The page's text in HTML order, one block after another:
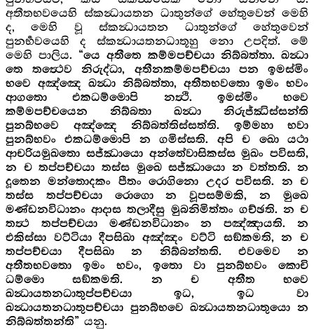
අතීතභවයෙහි ස්කන්‍ධායතන ධාතුන්ගේ හේතුවෙන් මෙහි
ද, මෙහි වූ ස්කන්‍ධායතන ධාතුන්ගේ හේතුවෙන්
පුනර්‍භවයෙහි ද ස්කන්‍ධායතනධාතූහු නො උපදිත්. මේ
මෙහි පාලිය. “යෙ අතීතෙ කම්මපච්චයා නිබ්බත්තා. ඛන්‍ධා
තෙ තත්‍ථෙව නිරුද්ධා, අතීනකම්මපච්චයා පන ඉමස්මිං
භවෙ අඤ්ඤෙ ඛන්‍ධා නිබ්බත්තා, අතීතභවතො ඉමං භවං
ආගතො එකධම්මොපි නත්‍ථි. ඉමස්මිං භවෙ
කම්මපච්චයෙන නිබ්බතා ඛන්‍ධා නිරුජ්ඣිස්සන්ති
පුනබ්භවෙ අඤ්ඤෙ නිබ්බත්තිස්සත්ති. ඉම්මහා භවා
පුනබ්භවං එකධම්මොපි න ගමිස්සති. අපි ච ඛො යථා
ආචරියමුඛතො සජ්ඣායො අන්තේවාසිකස්ස මුඛං පවිසති,
න ච තප්පච්චයා තස්ස මුඛෙ සජ්ඣායො න වත්තති. න
දූතෙන මන්තොදකං පීතං රොගිනො උදර පවිසති. න ච
තස්ස තප්පච්චයා රොගො න වූපසම්මකි, න මුඛෙ
මණ්ඩනවිධානං ආදාස තලාදීසු මුබනිමිත්තං ගච්ඡති. න ච
තත්‍ථ තප්පච්චයා මණ්ඩනවිධානං න පඤ්ඤායති. න
එකිස්සා වට්ටියා දීපසිඛා අඤ්ඤං වට්ටි සඞ්කමති, න ච
තප්පච්චයා දීපසිඛා න නිබ්බන්තති. එවමෙව න
අතීතභවතො ඉමං භවං, ඉතො වා පුනබ්භවං කොචි
ධම්මො සඞ්කමති. න ච අතීත භවෙ
ඛන්‍ධායතනධාතුප්පච්චයා ඉධ, ඉධ වා
ඛන්‍ධායතනධාතුපච්චයා පුනබ්භවෙ ඛන්‍ධායතනධාතුයො න
නිබ්බත්තන්ති” යනු.